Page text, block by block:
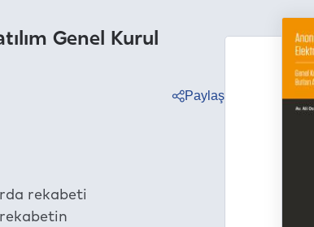
Genel Kurul
Paylaş
rekabeti